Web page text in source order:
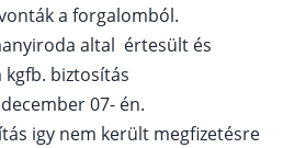
a forgalomból.
altal értesült és
biztosítás
07- én.
igy nem került megfizetésre